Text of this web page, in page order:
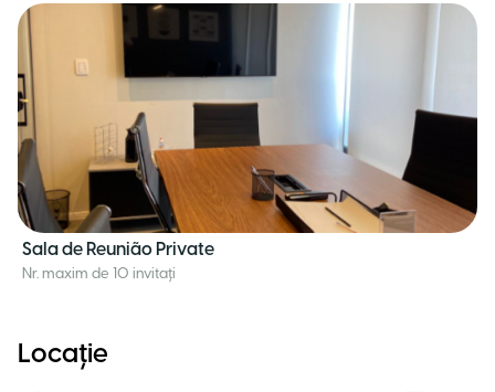
Sala de Reunião Private
Nr. maxim de 10 invitați
Locație